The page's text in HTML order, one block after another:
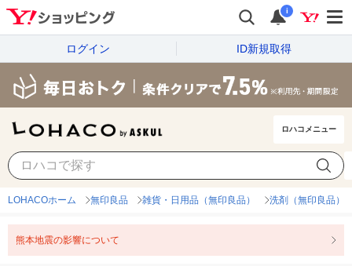
i
ログイン ID新規取得
ロハコメニュー
食器用洗剤（無印良品） 価
LOHACOホーム 無印良品 雑貨・日用品（無印良品） 洗剤（無印良品）
熊本地震の影響について